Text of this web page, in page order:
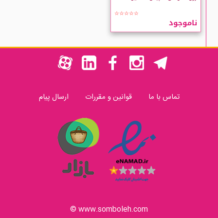
☆☆☆☆☆
ناموجود
تماس با ما قوانین و مقررات ارسال پیام
www.somboleh.com ©